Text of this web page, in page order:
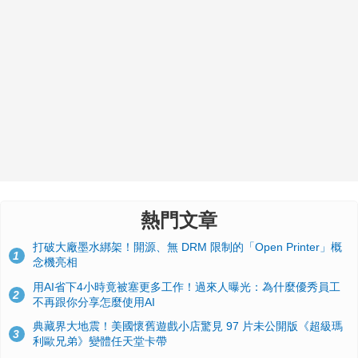
熱門文章
1
打破大廠墨水綁架！開源、無 DRM 限制的「Open Printer」概
念機亮相
2
用AI省下4小時竟被塞更多工作！過來人曝光：為什麼優秀員工
不再跟你分享怎麼使用AI
3
典藏界大地震！美國懷舊遊戲小店驚見 97 片未公開版《超級瑪
利歐兄弟》變體任天堂卡帶